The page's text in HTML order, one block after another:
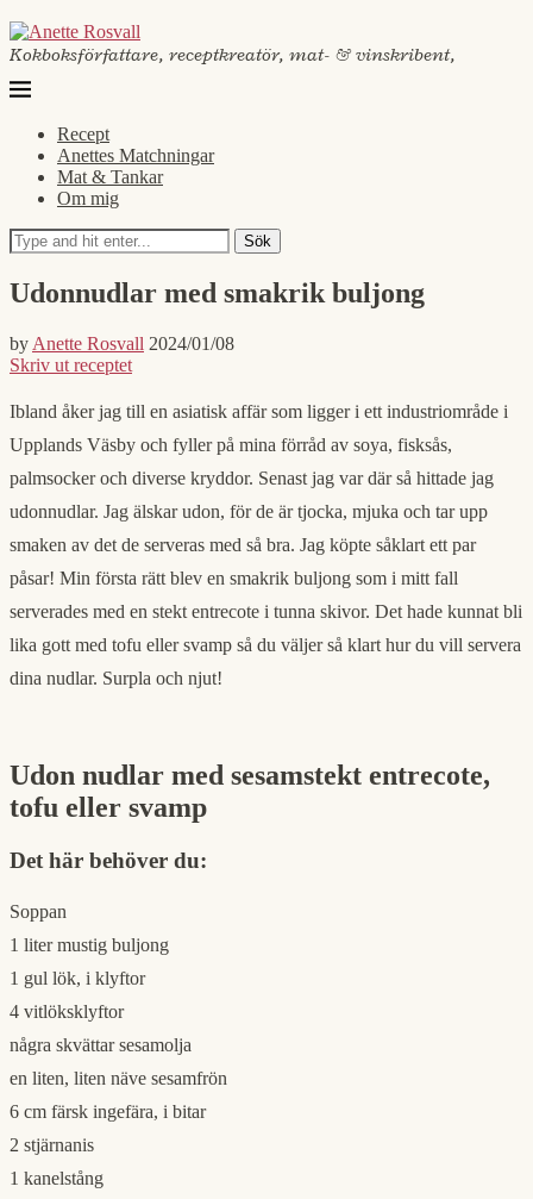
Kokboksförfattare, receptkreatör, mat- & vinskribent,
Recept
Anettes Matchningar
Mat & Tankar
Om mig
Sök
Udonnudlar med smakrik buljong
by Anette Rosvall 2024/01/08
Skriv ut receptet
Ibland åker jag till en asiatisk affär som ligger i ett industriområde i
Upplands Väsby och fyller på mina förråd av soya, fisksås,
palmsocker och diverse kryddor. Senast jag var där så hittade jag
udonnudlar. Jag älskar udon, för de är tjocka, mjuka och tar upp
smaken av det de serveras med så bra. Jag köpte såklart ett par
påsar! Min första rätt blev en smakrik buljong som i mitt fall
serverades med en stekt entrecote i tunna skivor. Det hade kunnat bli
lika gott med tofu eller svamp så du väljer så klart hur du vill servera
dina nudlar. Surpla och njut!
Udon nudlar med sesamstekt entrecote,
tofu eller svamp
Det här behöver du:
Soppan
1 liter mustig buljong
1 gul lök, i klyftor
4 vitlöksklyftor
några skvättar sesamolja
en liten, liten näve sesamfrön
6 cm färsk ingefära, i bitar
2 stjärnanis
1 kanelstång